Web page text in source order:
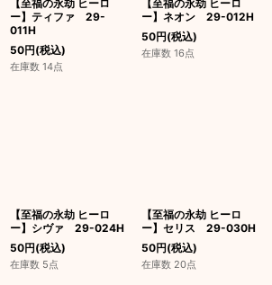
【至福の永劫 ヒーロ
ー】ティファ 29-
011H
50円(税込)
在庫数 14点
【至福の永劫 ヒーロ
ー】ネオン 29-012H
50円(税込)
在庫数 16点
【至福の永劫 ヒーロ
ー】シヴァ 29-024H
50円(税込)
在庫数 5点
【至福の永劫 ヒーロ
ー】セリス 29-030H
50円(税込)
在庫数 20点